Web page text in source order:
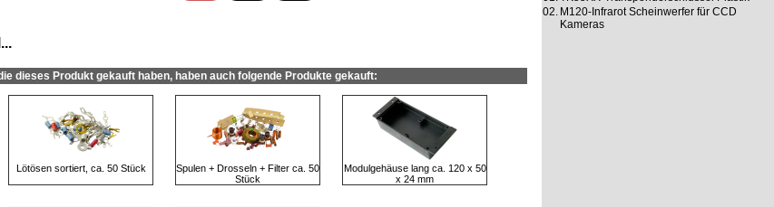
dieses Produkt gekauft haben, haben auch folgende Produkte gekauft:
Lötösen sortiert, ca. 50 Stück
Spulen + Drosseln + Filter ca. 50
Stück
Modulgehäuse lang ca. 120 x 50
x 24 mm
02. M120-Infrarot Scheinwerfer für CCD
Kameras